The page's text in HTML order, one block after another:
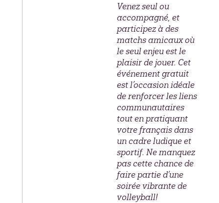
Venez seul ou
accompagné, et
participez à des
matchs amicaux où
le seul enjeu est le
plaisir de jouer. Cet
événement gratuit
est l’occasion idéale
de renforcer les liens
communautaires
tout en pratiquant
votre français dans
un cadre ludique et
sportif. Ne manquez
pas cette chance de
faire partie d’une
soirée vibrante de
volleyball!